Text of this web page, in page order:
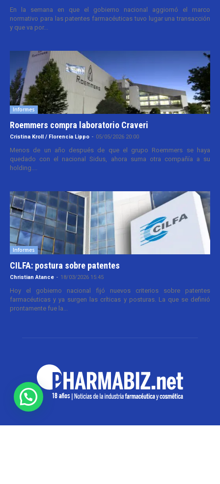
En la semana en que el gobierno nacional aggiornó el marco
normativo para las patentes farmacéuticas tuvo lugar una transacción
y que va por...
Informes
Roemmers compra laboratorio Craveri
Cristina Kroll / Florencia Lippo - 05/05/2026 20:00
Menos de un año después de que el grupo Roemmers se haya
quedado con el nacional Sidus, ahora suma otra compañía a su
holding....
Informes
CILFA: postura sobre patentes
Christian Atance - 18/03/2026 15:45
Hoy el gobierno nacional fijó nuevos criterios sobre patentes
farmacéuticas y ya surgen las críticas y posturas. La que se definió
prontamente fue la...